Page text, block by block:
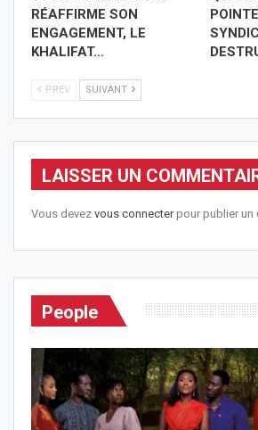
RÉAFFIRME SON
ENGAGEMENT, LE
KHALIFAT…
PREV SUIVANT
LAISSER UN
Vous devez vous connecterpour publier un
People